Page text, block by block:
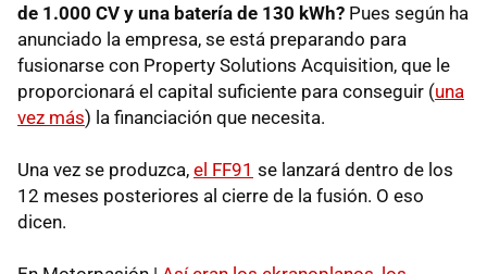
de 1.000 CV y una batería de 130 kWh? Pues según ha
anunciado la empresa, se está preparando para
fusionarse con Property Solutions Acquisition, que le
proporcionará el capital suficiente para conseguir (una
vez más) la financiación que necesita.
Una vez se produzca, el FF91 se lanzará dentro de los
12 meses posteriores al cierre de la fusión. O eso
dicen.